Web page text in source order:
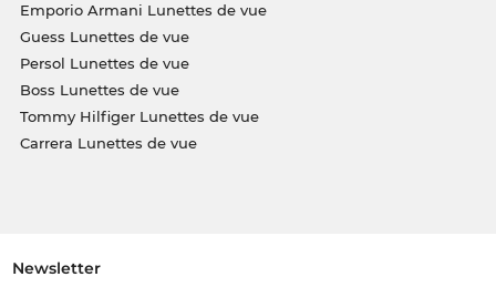
Emporio Armani Lunettes de vue
Guess Lunettes de vue
Persol Lunettes de vue
Boss Lunettes de vue
Tommy Hilfiger Lunettes de vue
Carrera Lunettes de vue
Newsletter